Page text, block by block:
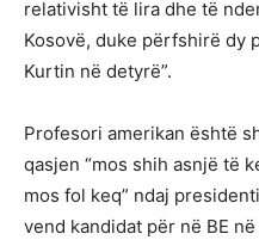
relativisht të lira dhe të
Kosovë, duke përfshirë dy
Kurtin në detyrë”.
Profesori amerikan është
qasjen “mos shih asnjë të
mos fol keq” ndaj
vend kandidat për në BE